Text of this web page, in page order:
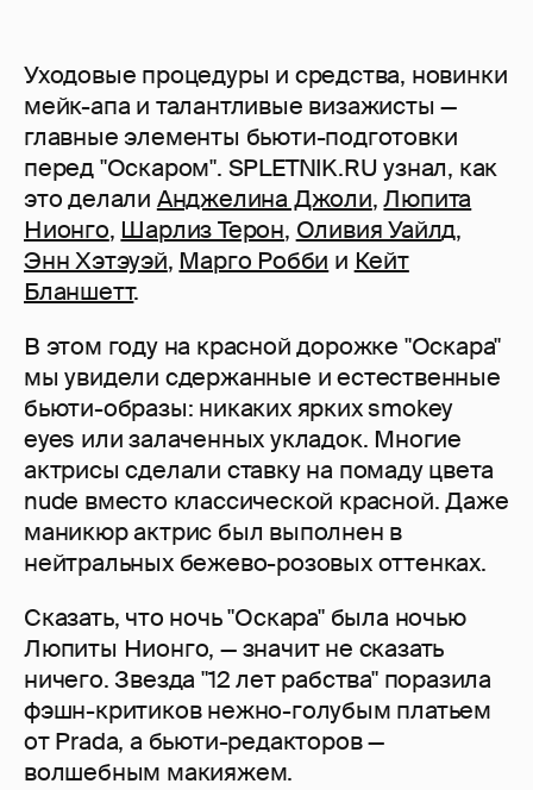
Уходовые процедуры и средства, новинки
мейк-апа и талантливые визажисты —
главные элементы бьюти-подготовки
перед "Оскаром". SPLETNIK.RU узнал, как
это делали Анджелина Джоли,Люпита
Нионго, Шарлиз Терон, Оливия Уайлд,
Энн Хэтэуэй, Марго Робби и Кейт
Бланшетт.
В этом году на красной дорожке "Оскара"
мы увидели сдержанные и естественные
бьюти-образы: никаких ярких smokey
eyes или залаченных укладок. Многие
актрисы сделали ставку на помаду цвета
nude вместо классической красной. Даже
маникюр актрис был выполнен в
нейтральных бежево-розовых оттенках.
Сказать, что ночь "Оскара" была ночью
Люпиты Нионго, — значит не сказать
ничего. Звезда "12 лет рабства" поразила
фэшн-критиков нежно-голубым платьем
от Prada, а бьюти-редакторов —
волшебным макияжем.